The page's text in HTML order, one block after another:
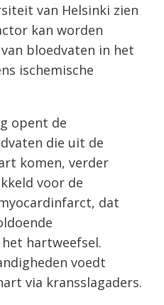
van Helsinki zien
kan worden
bloedvaten in het
ischemische
opent de
die uit de
komen, verder
voor de
dat
hartweefsel.
voedt
via kransslagaders.